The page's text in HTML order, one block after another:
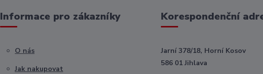
Informace pro zákazníky
O nás
Jak nakupovat
Korespondenční
Jarní 378/18, Horní Kosov
586 01 Jihlava